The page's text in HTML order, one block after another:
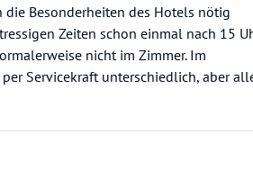
Besonderheiten des Hotels nötig
Zeiten schon einmal nach 15
nicht im Zimmer. Im
Servicekraft unterschiedlich, aber